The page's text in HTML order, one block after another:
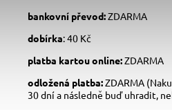
bankovní převod:ZDARMA
dobírka: 40 Kč
platba kartou online:ZDARMA
odložená platba:ZDARMA
30 dní a následně buď uhradit,